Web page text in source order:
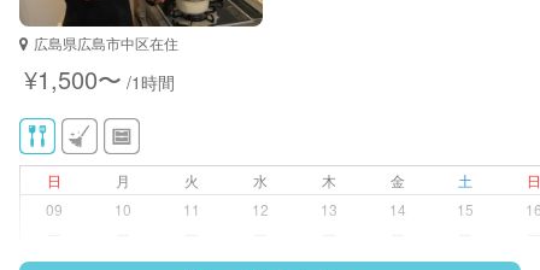
対応可能/特徴
広島県広島市中区在住
¥1,500〜 /1時間
日 月 火 水 木 金 土
09
10 11 12 13 14 15